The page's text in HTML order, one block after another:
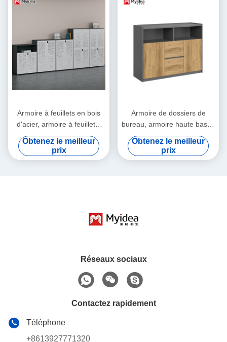
Armoire à feuillets en bois
d'acier, armoire à feuillets,
porte d'armoire en acier,
corps d'armoire en carton de
triamine
Obtenez le meilleur
prix
Armoire de dossiers de
bureau, armoire haute basse
en bois, armoire de
rangement, adaptée aux
bureaux, salles de
Obtenez le meilleur
prix
Réseaux sociaux
Contactez rapidement
Téléphone
+8613927771320